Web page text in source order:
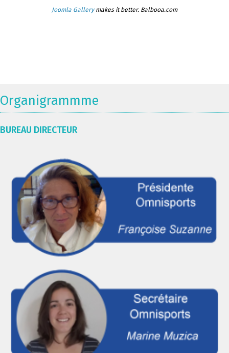
Joomla Gallerymakes it better. Balbooa.com
Organigrammme
BUREAU DIRECTEUR